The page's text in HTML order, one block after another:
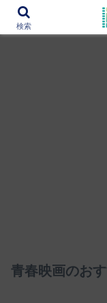
12000作品を紹
青春映画のお
検索